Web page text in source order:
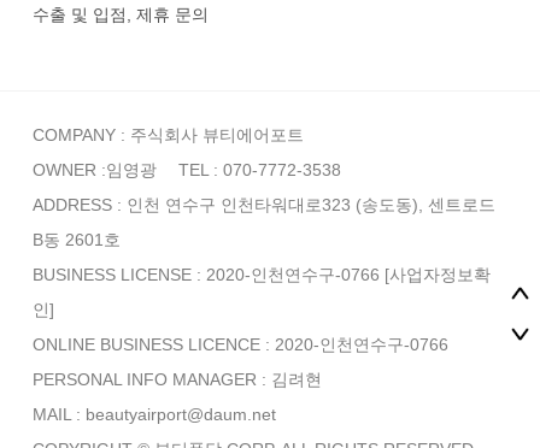
수출 및 입점, 제휴 문의
COMPANY : 주식회사 뷰티에어포트
OWNER :임영광
TEL : 070-7772-3538
ADDRESS : 인천 연수구 인천타워대로323 (송도동), 센트로드
B동 2601호
BUSINESS LICENSE : 2020-인천연수구-0766 [사업자정보확
인]
ONLINE BUSINESS LICENCE : 2020-인천연수구-0766
PERSONAL INFO MANAGER : 김려현
MAIL : beautyairport@daum.net